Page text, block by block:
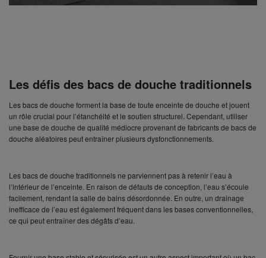
Les défis des bacs de douche traditionnels
Les bacs de douche forment la base de toute enceinte de douche et jouent
un rôle crucial pour l’étanchéité et le soutien structurel. Cependant, utiliser
une base de douche de qualité médiocre provenant de fabricants de bacs de
douche aléatoires peut entraîner plusieurs dysfonctionnements.
Les bacs de douche traditionnels ne parviennent pas à retenir l’eau à
l’intérieur de l’enceinte. En raison de défauts de conception, l’eau s’écoule
facilement, rendant la salle de bains désordonnée. En outre, un drainage
inefficace de l’eau est également fréquent dans les bases conventionnelles,
ce qui peut entraîner des dégâts d’eau.